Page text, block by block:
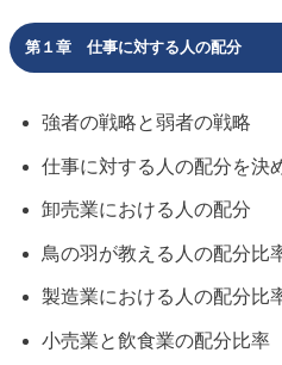
第１章 仕事に対する人の配分
強者の戦略と弱者の戦略
仕事に対する人の配分を決
卸売業における人の配分
鳥の羽が教える人の配分比
製造業における人の配分比
小売業と飲食業の配分比率